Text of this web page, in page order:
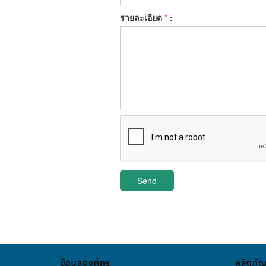
รายละเอียด * :
Send
ข้อมูลองค์กร ผลิตภั